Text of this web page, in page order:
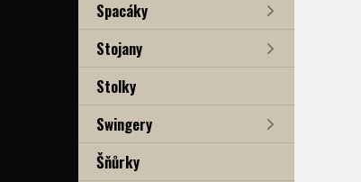
Spacáky
Stojany
Stolky
Swingery
Šňůrky